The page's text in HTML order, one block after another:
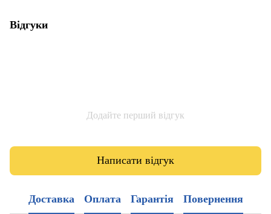
Відгуки
Додайте перший відгук
Написати відгук
Доставка Оплата Гарантія Повернення